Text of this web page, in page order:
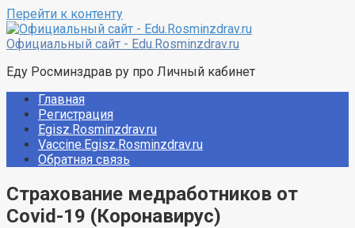
Перейти к контенту
Официальный сайт - Edu.Rosminzdrav.ru
Еду Росминздрав ру про Личный кабинет
Главная
Регистрация
Egisz.Rosminzdrav.ru
Vaccine.Egisz.Rosminzdrav.ru
Обратная связь
Страхование медработников от
Covid-19 (Коронавирус)